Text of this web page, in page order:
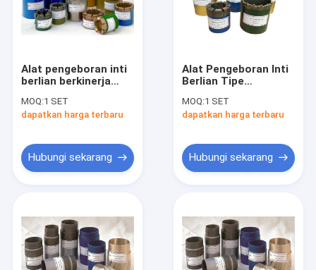
Alat pengeboran inti
berlian berkinerja
set permukaan yang
terimpregnasikan
MOQ:1 SET
dapatkan harga terbaru
Hubungi sekarang
Alat Pengeboran Inti
Berlian Tipe
Baja Bit Inti Batu
MOQ:1 SET
dapatkan harga terbaru
Hubungi sekarang